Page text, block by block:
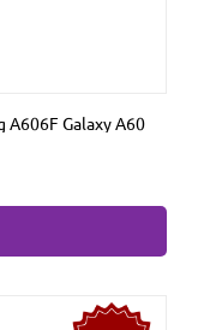
A606F Galaxy A60